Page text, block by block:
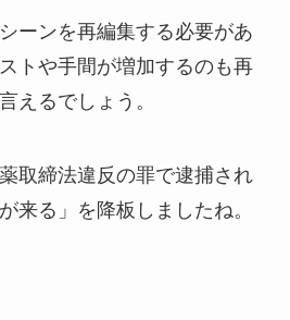
ーンを再編集する必要があ
トや手間が増加するのも再
えるでしょう。
取締法違反の罪で逮捕され
来る」を降板しましたね。